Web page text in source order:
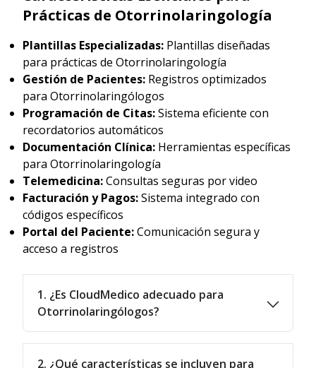
Prácticas de Otorrinolaringología
Plantillas Especializadas: Plantillas diseñadas
para prácticas de Otorrinolaringología
Gestión de Pacientes: Registros optimizados
para Otorrinolaringólogos
Programación de Citas:Sistema eficiente con
recordatorios automáticos
Documentación Clínica: Herramientas específicas
para Otorrinolaringología
Telemedicina:Consultas seguras por video
Facturación y Pagos:Sistema integrado con
códigos específicos
Portal del Paciente:Comunicación segura y
acceso a registros
1. ¿Es CloudMedico adecuado para
Otorrinolaringólogos?
2. ¿Qué características se incluyen para